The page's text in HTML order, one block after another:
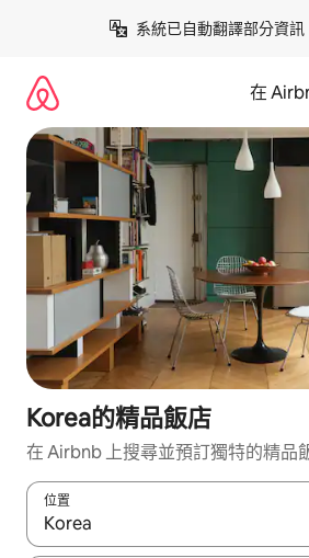
系統已自動翻譯部分資訊
在
Korea的精品飯店
在 Airbnb 上搜尋並預訂獨特的精品
位置
如有搜尋結果，瀏覽內容時請使用上下